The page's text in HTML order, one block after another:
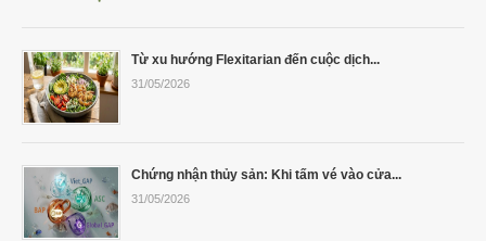
Cá Sủ Đất Giống Chất Lượng
Giống Cá Mú Lai Đen Chất Lượng
Giải Trí
Chính Sách Bảo MậtTừ xu hướng Flexitarian đến cuộc dịch...
31/05/2026
Chứng nhận thủy sản: Khi tấm vé vào cửa...
31/05/2026